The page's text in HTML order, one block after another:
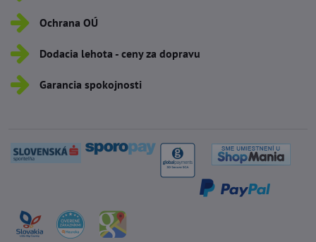
Ochrana OÚ
Dodacia lehota - ceny za dopravu
Garancia spokojnosti